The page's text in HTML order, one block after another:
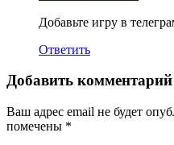
Добавьте игру в
Ответить
Добавить комментарий
Ваш адрес email не будет
помечены *